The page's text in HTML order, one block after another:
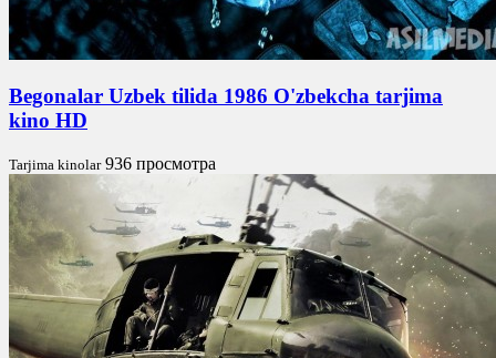
Begonalar Uzbek tilida 1986 O'zbekcha tarjima
kino HD
Tarjima kinolar 936 просмотра